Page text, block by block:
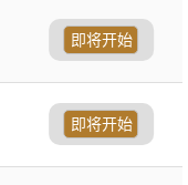
即将开始
即将开始